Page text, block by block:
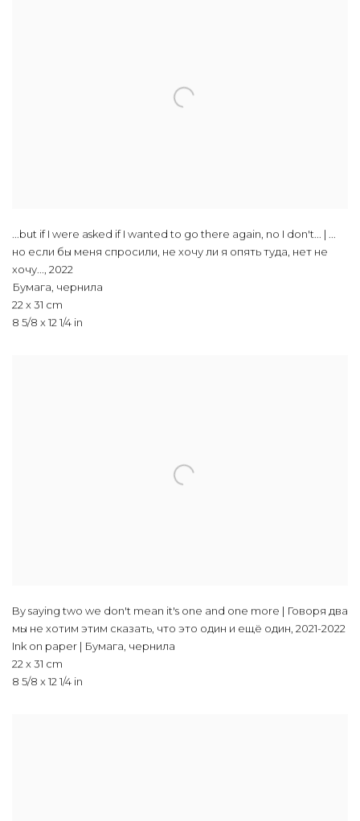
...but if I were asked if I wanted to go there again, no I don't... | ...
но если бы меня спросили, не хочу ли я опять туда, нет не
хочу..., 2022
Бумага, чернила
22 x 31 cm
8 5/8 x 12 1/4 in
By saying two we don't mean it's one and one more | Говоря два
мы не хотим этим сказать, что это один и ещё один, 2021-2022
Ink on paper | Бумага, чернила
22 x 31 cm
8 5/8 x 12 1/4 in